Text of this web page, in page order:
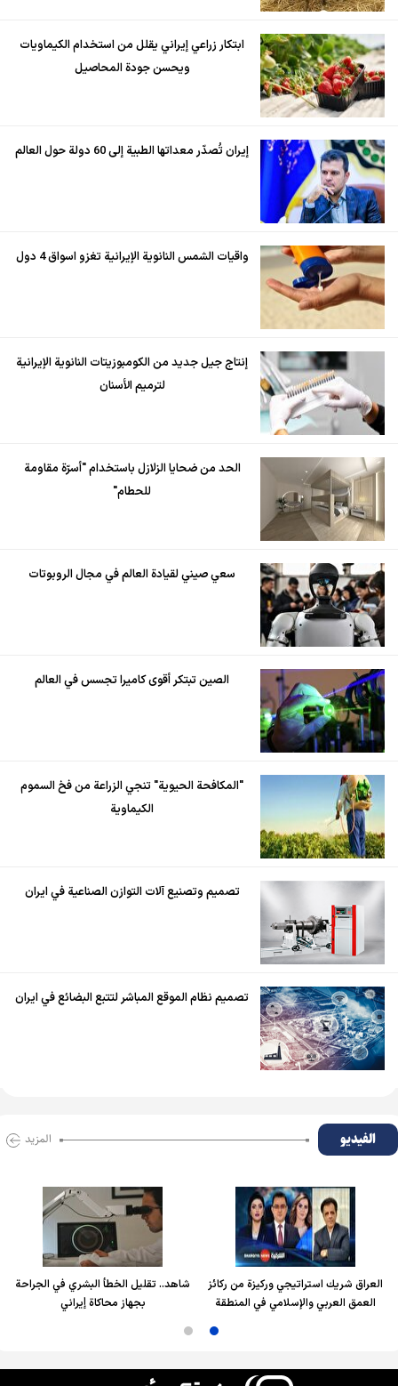
ابتكار زراعي إيراني يقلل من استخدام الكيماويات
ويحسن جودة المحاصيل
إيران تُصدّر معداتها الطبية إلى 60 دولة حول العالم
واقيات الشمس النانوية الإيرانية تغزو اسواق 4 دول
إنتاج جيل جديد من الكومبوزيتات النانوية الإيرانية
لترميم الأسنان
الحد من ضحايا الزلازل باستخدام "أسرّة مقاومة
للحطام"
سعي صيني لقيادة العالم في مجال الروبوتات
الصين تبتكر أقوى كاميرا تجسس في العالم
"المكافحة الحيوية" تنجي الزراعة من فخ السموم
الكيماوية
تصميم وتصنيع آلات التوازن الصناعية في ايران
تصميم نظام الموقع المباشر لتتبع البضائع في ايران
الفیدیو المزید
العراق شريك استراتيجي وركيزة من ركائز
العمق العربي والإسلامي في المنطقة
شاهد.. تقليل الخطأ البشري في الجراحة
بجهاز محاكاة إيراني